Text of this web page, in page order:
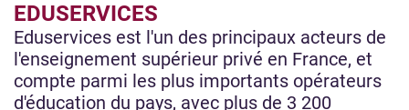
EDUSERVICES
Eduservices est l'un des principaux acteurs de
l'enseignement supérieur privé en France, et
compte parmi les plus importants opérateurs
d'éducation du pays, avec plus de 3 200